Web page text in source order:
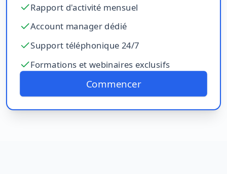
Rapport d'activité mensuel
Account manager dédié
Support téléphonique 24/7
Formations et webinaires exclusifs
Commencer